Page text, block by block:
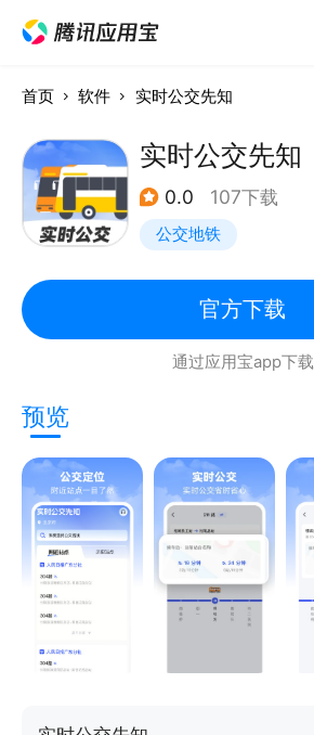
首页 软件 实时公交先知
实时公交先知
0.0 107下载
公交地铁
官方下载
通过应用宝app下载
预览